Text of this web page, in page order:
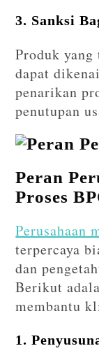
3. Sanksi
Produk
dapat
penarikan
penutupan
Peran
Proses
Perusahaan
terpercaya
dan
Berikut
membantu
1.